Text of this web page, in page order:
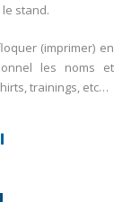
stand.
(imprimer) en
les noms et
trainings, etc…